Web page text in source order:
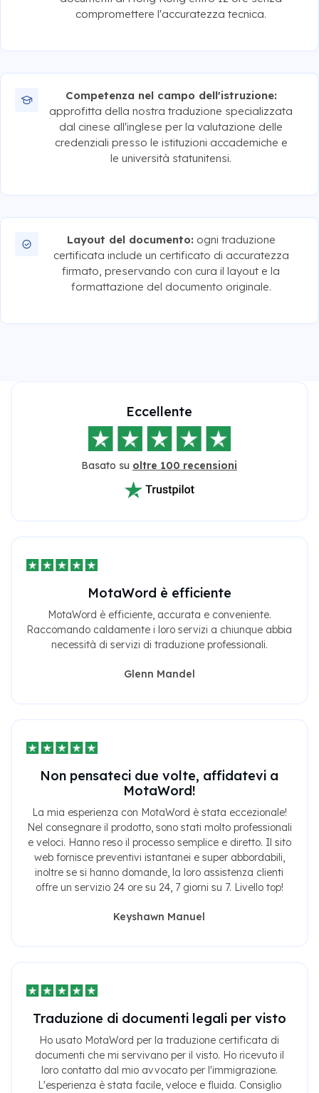
compromettere l'accuratezza tecnica.
Competenza nel campo dell'istruzione:
approfitta della nostra traduzione specializzata
dal cinese all'inglese per la valutazione delle
credenziali presso le istituzioni accademiche e
le università statunitensi.
Layout del documento: ogni traduzione
certificata include un certificato di accuratezza
firmato, preservando con cura il layout e la
formattazione del documento originale.
Eccellente
Basato su oltre 100 recensioni
MotaWord è efficiente
MotaWord è efficiente, accurata e conveniente.
Raccomando caldamente i loro servizi a chiunque abbia
necessità di servizi di traduzione professionali.
Glenn Mandel
Non pensateci due volte, affidatevi a
MotaWord!
La mia esperienza con MotaWord è stata eccezionale!
Nel consegnare il prodotto, sono stati molto professionali
e veloci. Hanno reso il processo semplice e diretto. Il sito
web fornisce preventivi istantanei e super abbordabili,
inoltre se si hanno domande, la loro assistenza clienti
offre un servizio 24 ore su 24, 7 giorni su 7. Livello top!
Keyshawn Manuel
Traduzione di documenti legali per visto
Ho usato MotaWord per la traduzione certificata di
documenti che mi servivano per il visto. Ho ricevuto il
loro contatto dal mio avvocato per l'immigrazione.
L'esperienza è stata facile, veloce e fluida. Consiglio